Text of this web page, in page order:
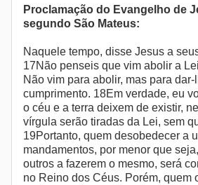
Proclamação do Evangelho de
segundo São Mateus:
Naquele tempo, disse Jesus a
17Não penseis que vim abolir a
Não vim para abolir, mas para
cumprimento. 18Em verdade, eu
o céu e a terra deixem de existir,
vírgula serão tiradas da Lei, sem
19Portanto, quem desobedecer a
mandamentos, por menor que
outros a fazerem o mesmo, será
no Reino dos Céus. Porém, quem